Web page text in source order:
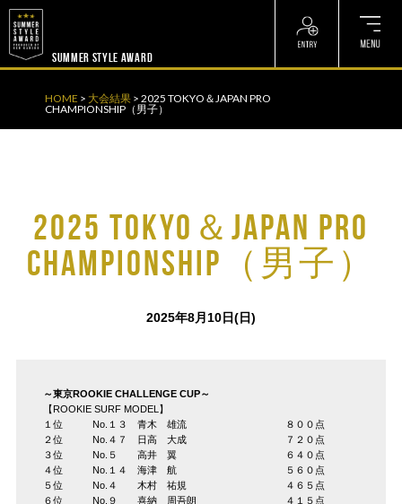
SUMMER STYLE AWARD
HOME > 大会結果 > 2025 TOKYO＆JAPAN PRO
CHAMPIONSHIP（男子）
2025 TOKYO＆JAPAN PRO
CHAMPIONSHIP（男子）
2025年8月10日(日)
～東京ROOKIE CHALLENGE CUP～
【ROOKIE SURF MODEL】
１位 No.１３ 青木 雄流 ８００点
２位 No.４７ 日高 大成 ７２０点
３位 No.５ 高井 翼 ６４０点
４位 No.１４ 海津 航 ５６０点
５位 No.４ 木村 祐規 ４６５点
６位 No.９ 喜納 周吾朗 ４１５点